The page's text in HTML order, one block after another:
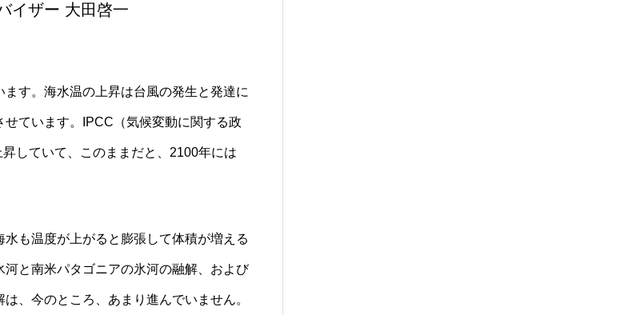
イザー 大田啓一
す。海水温の上昇は台風の発生と発達に
ています。IPCC（気候変動に関する政
していて、このままだと、2100年には
も温度が上がると膨張して体積が増える
と南米パタゴニアの氷河の融解、および
、今のところ、あまり進んでいません。